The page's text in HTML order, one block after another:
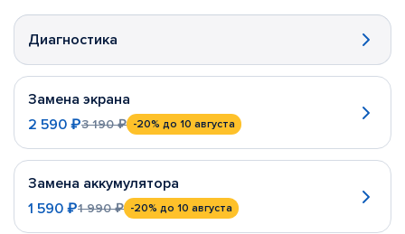
Диагностика
Замена экрана
2 590 ₽3 190 ₽ -20% до 10 августа
Замена аккумулятора
1 590 ₽1 990 ₽ -20% до 10 августа